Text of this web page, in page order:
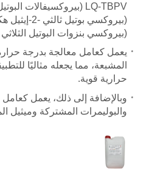
LQ-TBPV
(بيروكسيفالات
(بيروكسي بوتيل ثالثي -2-إيثيل هكسانوات) و
(بيروكسي بنزوات البوتيل
يعمل كعامل معالجة بدرجة حرارة
المشبعة، مما يجعله مثاليًا
حرارية قوية.
وبالإضافة إلى ذلك، يعمل كعامل
والبوليمرات المشتركة وميثيل